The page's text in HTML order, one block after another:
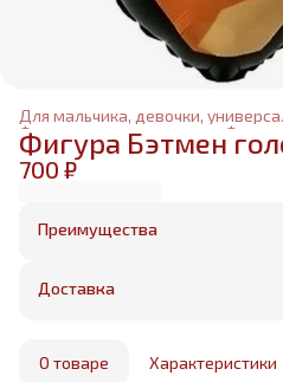
Для мальчика, девочки,
Фольгированные шары
Главная
Фигура Бэтмен
700 ₽
Преимущества
Оплата частями в Сплит
Бесплатная доставка в
маркетплейса
Доставка
О товаре Характеристики